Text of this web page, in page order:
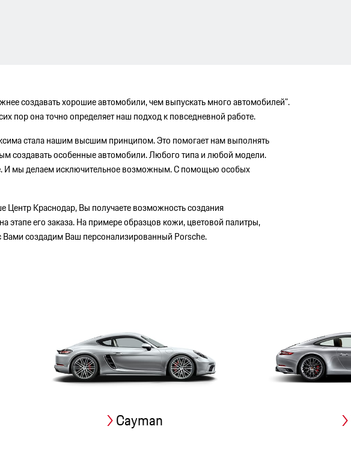
создавать хорошие автомобили, чем выпускать много автомобилей".
пор она точно определяет наш подход к повседневной работе.
стала нашим высшим принципом. Это помогает нам выполнять
создавать особенные автомобили. Любого типа и любой модели.
И мы делаем исключительное возможным. С помощью особых
Краснодар, Вы получаете возможность создания
этапе его заказа. На примере образцов кожи, цветовой палитры,
Вами создадим Ваш персонализированный Porsche.
Cayman